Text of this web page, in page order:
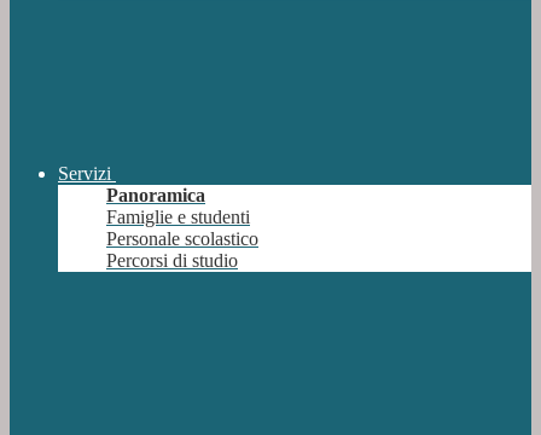
Servizi
Panoramica
Famiglie e studenti
Personale scolastico
Percorsi di studio